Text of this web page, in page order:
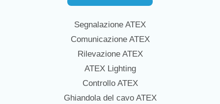
Segnalazione ATEX
Comunicazione ATEX
Rilevazione ATEX
ATEX Lighting
Controllo ATEX
Ghiandola del cavo ATEX